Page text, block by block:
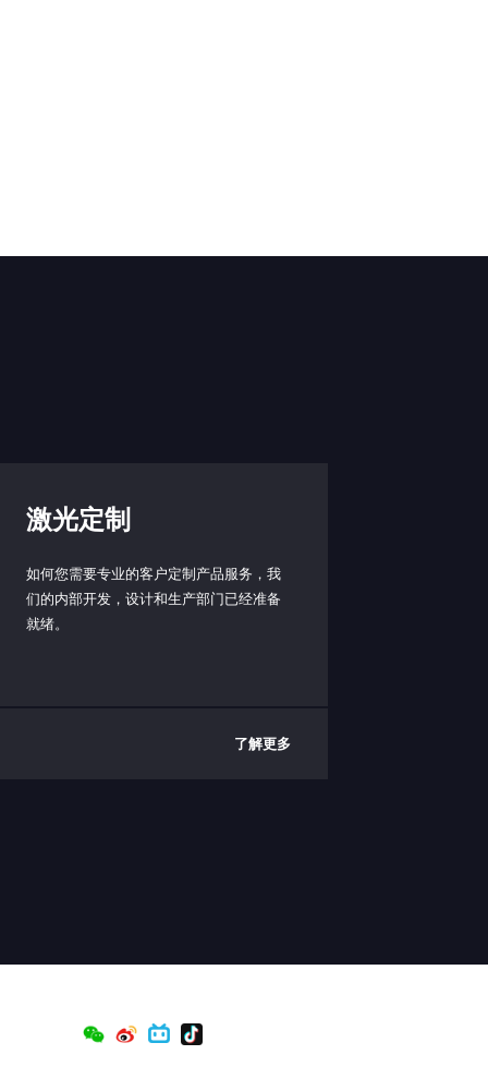
激光定制
如何您需要专业的客户定制产品服务，我
们的内部开发，设计和生产部门已经准备
就绪。
了解更多